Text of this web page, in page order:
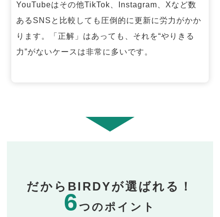
YouTubeはその他TikTok、Instagram、Xなど数
あるSNSと比較しても圧倒的に更新に労力がかか
ります。「正解」はあっても、それを“やりきる
力”がないケースは非常に多いです。
だからBIRDYが選ばれる！
6つのポイント